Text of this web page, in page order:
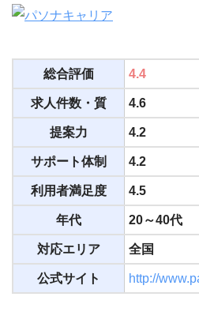
総合評価 4.4
求人件数・質 4.6
提案力 4.2
サポート体制 4.2
利用者満足度 4.5
年代 20～40代
対応エリア 全国
公式サイト http://